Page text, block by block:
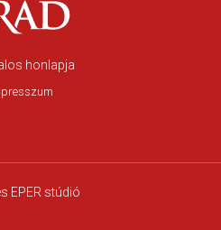
honlapja
EPER stúdió